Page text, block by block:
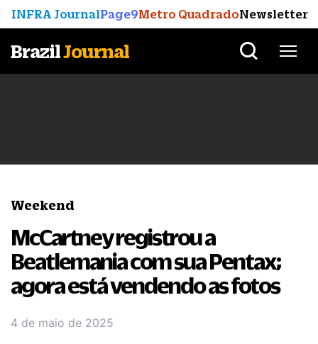
INFRA JournalPage9Metro QuadradoNewsletter
BrazilJournal
Weekend
McCartney registrou a
Beatlemania com sua Pentax;
agora está vendendo as fotos
4 de maio de 2025